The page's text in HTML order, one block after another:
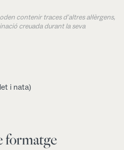
contenir traces d'altres al·lèrgens,
creuada durant la seva
i nata)
formatge